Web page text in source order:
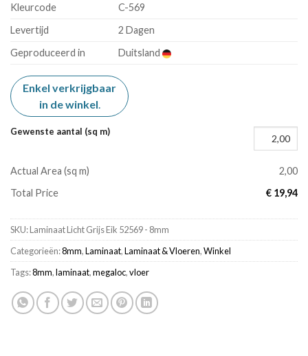
Kleurcode
C-569
Levertijd
2 Dagen
Geproduceerd in
Duitsland
Enkel verkrijgbaar
in de winkel.
Gewenste aantal (sq m)
Actual Area (sq m)
2,00
Total Price
€ 19,94
SKU:Laminaat Licht Grijs Eik 52569 - 8mm
Categorieën:8mm,Laminaat,Laminaat & Vloeren,Winkel
Tags:8mm,laminaat,megaloc,vloer